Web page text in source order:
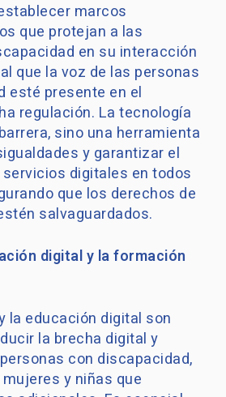
marcos
que protejan a las
en su interacción
que la voz de las personas
esté presente en el
regulación. La tecnología
sino una herramienta
y garantizar el
digitales en todos
que los derechos de
salvaguardados.
digital y la formación
la educación digital son
la brecha digital y
con discapacidad,
y niñas que